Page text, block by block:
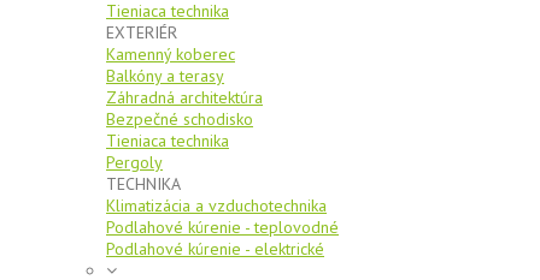
Tieniaca technika
EXTERIÉR
Kamenný koberec
Balkóny a terasy
Záhradná architektúra
Bezpečné schodisko
Tieniaca technika
Pergoly
TECHNIKA
Klimatizácia a vzduchotechnika
Podlahové kúrenie - teplovodné
Podlahové kúrenie - elektrické